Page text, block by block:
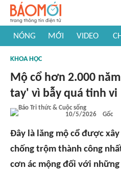
NÓNG MỚI VIDEO
#Khám phá thế giới
KHOA HỌC
Mộ cổ hơn 2.000
tay' vì bẫy quá tinh vi
10/5/2026 Gốc
Đây là lăng mộ cổ được
chống trộm thành công
cơn ác mộng đối với